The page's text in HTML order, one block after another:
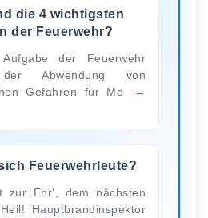
die 4 wichtigsten
der Feuerwehr?
der Feuerwehr
Abwendung von
Gefahren für Me
Feuerwehrleute?
zur Ehr‘, dem nächsten
Hauptbrandinspektor